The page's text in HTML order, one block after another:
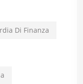
Di Finanza